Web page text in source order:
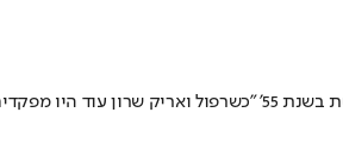
ט' התגייס לגדוד "צבר" 30 שנה אחרי אביו: "היום בצבא הבן שלי אומר לי מה לעשות,